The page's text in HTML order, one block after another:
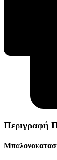
Περιγραφή